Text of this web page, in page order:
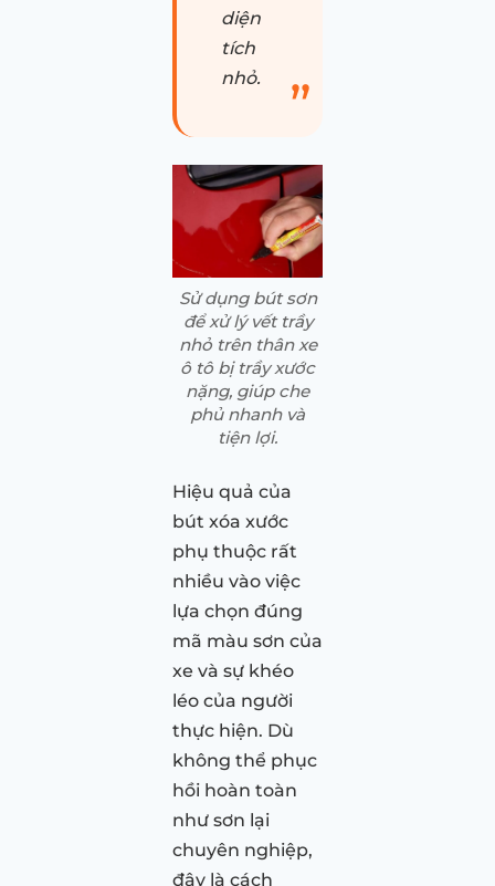
diện
tích
nhỏ.
Sử dụng bút sơn
để xử lý vết trầy
nhỏ trên thân xe
ô tô bị trầy xước
nặng, giúp che
phủ nhanh và
tiện lợi.
Hiệu quả của
bút xóa xước
phụ thuộc rất
nhiều vào việc
lựa chọn đúng
mã màu sơn của
xe và sự khéo
léo của người
thực hiện. Dù
không thể phục
hồi hoàn toàn
như sơn lại
chuyên nghiệp,
đây là cách